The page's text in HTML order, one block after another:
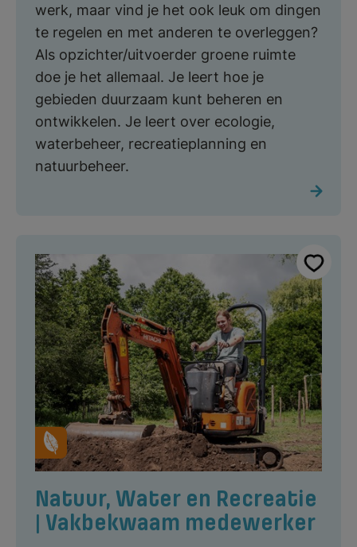
werk, maar vind je het ook leuk om dingen
te regelen en met anderen te overleggen?
Als opzichter/uitvoerder groene ruimte
doe je het allemaal. Je leert hoe je
gebieden duurzaam kunt beheren en
ontwikkelen. Je leert over ecologie,
waterbeheer, recreatieplanning en
natuurbeheer.
Natuur, Water en Recreatie
| Vakbekwaam medewerker